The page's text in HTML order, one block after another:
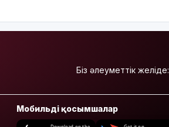
Біз әлеуметтік желіде:
Мобильді қосымшалар